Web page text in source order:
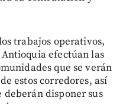
trabajos operativos,
efectúan las
que se verán
estos corredores, así
deberán disponer sus